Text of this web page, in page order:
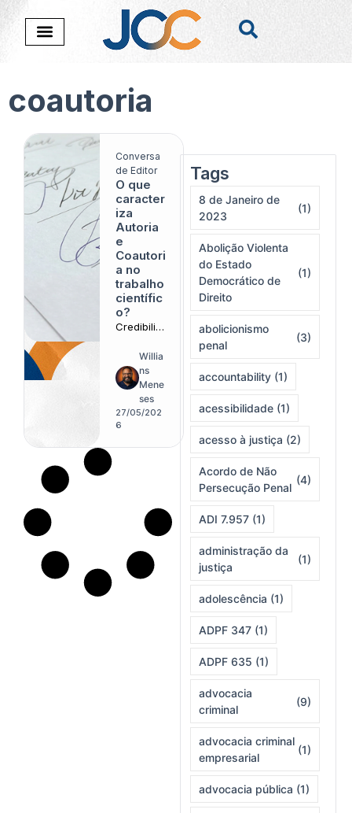
coautoria
Nada foi encontado
Conversa
de Editor
O que
caracter
iza
Autoria
e
Coautori
a no
trabalho
científic
o?
Credibilid
acadêmic
a
depende
contribuiç
ão efetiva
Willia
ns
Mene
ses
27/05/202
6
Tags
8 de Janeiro de
2023
(1)
Abolição Violenta
do Estado
Democrático de
Direito
(1)
abolicionismo
penal
(3)
accountability (1)
acessibilidade (1)
acesso à justiça (2)
Acordo de Não
Persecução Penal
(4)
ADI 7.957 (1)
administração da
justiça
(1)
adolescência (1)
ADPF 347 (1)
ADPF 635 (1)
advocacia
criminal
(9)
advocacia criminal
empresarial
(1)
advocacia pública (1)